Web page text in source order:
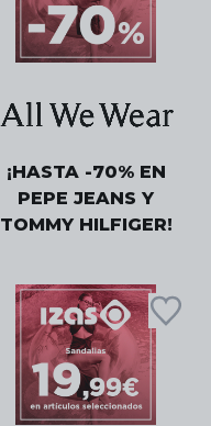
¡HASTA -70% EN
PEPE JEANS Y
TOMMY HILFIGER!